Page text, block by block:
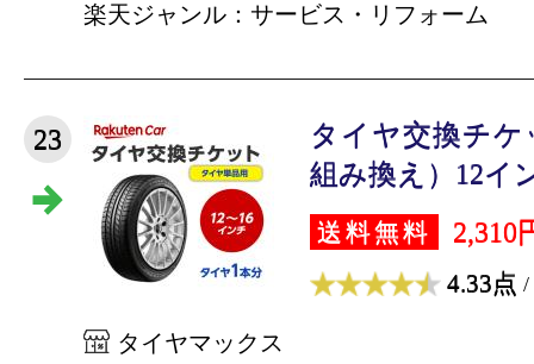
楽天ジャンル：サービス・リフォーム
23
タイヤ交換チ
組み換え）12イ
送料無料 2,310
4.33点 /
タイヤマックス